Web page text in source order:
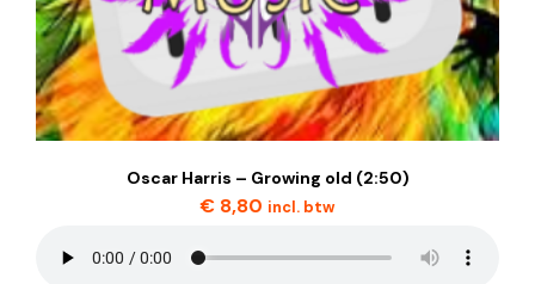
Oscar Harris – Growing old (2:50)
€ 8,80 incl. btw